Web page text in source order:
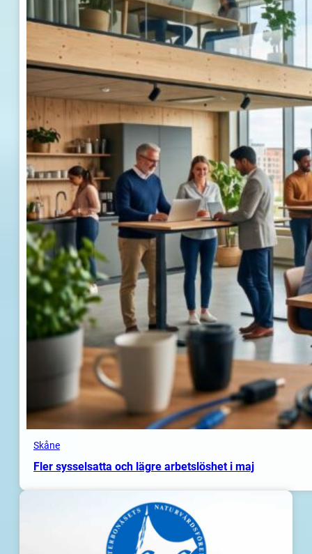
Skåne
Fler sysselsatta och lägre arbetslöshet i maj